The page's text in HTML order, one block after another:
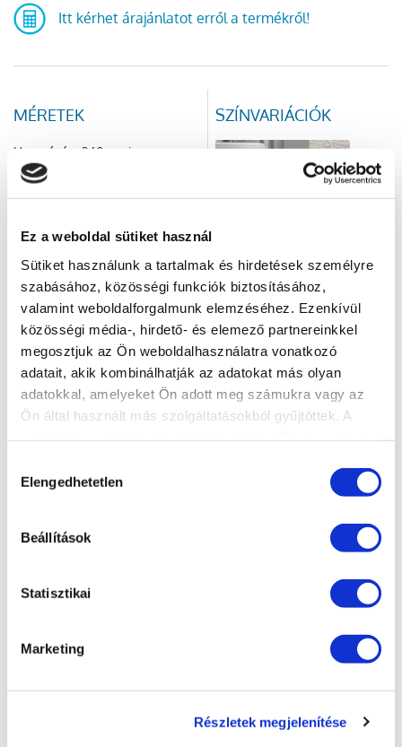
Ez a weboldal sütiket használ
Sütiket használunk a tartalmak és hirdetések személyre
szabásához, közösségi funkciók biztosításához,
valamint weboldalforgalmunk elemzéséhez. Ezenkívül
közösségi média-, hirdető- és elemező partnereinkkel
megosztjuk az Ön weboldalhasználatra vonatkozó
adatait, akik kombinálhatják az adatokat más olyan
adatokkal, amelyeket Ön adott meg számukra vagy az
Ön által használt más szolgáltatásokból gyűjtöttek. A
kiválasztása
Elengedhetetlen
Beállítások
Statisztikai
Marketing
Részletek megjelenítése
Itt kérhet árajánlatot erről a termékről!
MÉRETEK
Hosszúság: 360 cm-ig
Szélesség: 60 cm-ig
Vastagság: 1,7 cm
ANYAGTULAJDONSÁGOK
Nyomószilárdság: 104 N/mm2
Hajlítószilárdság: 22,5 N/mm2
Hőmérséklettűrés: -40 °C-tól
+80 °C-ig
Vízfelvevő képesség: 0,2
Sűrűség: 2018kg/m3
termékcsalád tagja. Fizikai
SZÍNVARIÁCIÓK
830M
látható termékszínek csak
tájékoztató jellegűek. Megrendelés
előtt feltétlenül tekintse meg
viszonteladó partnereinknél
tévesen kiválasztott termékszínek